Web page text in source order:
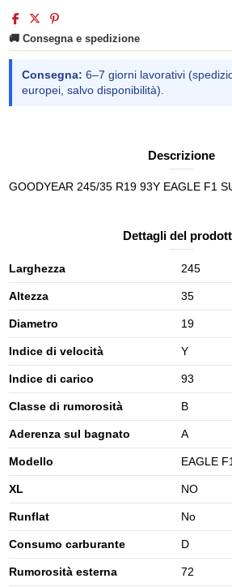
🚚 Consegna e spedizione
Consegna: 6–7 giorni lavorativi
europei, salvo disponibilità).
Descrizione
GOODYEAR 245/35 R19 93Y EAGLE F1
Dettagli del
Larghezza 245
Altezza 35
Diametro 19
Indice di velocità Y
Indice di carico 93
Classe di rumorosità B
Aderenza sul bagnato A
Modello EAGLE
XL NO
Runflat No
Consumo carburante D
Rumorosità esterna 72